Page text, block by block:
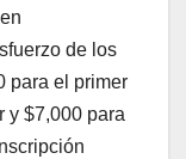
de los
para el primer
y $7,000 para